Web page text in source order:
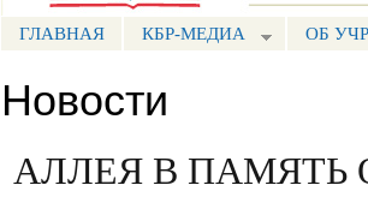
ГЛАВНАЯ КБР-МЕДИА ОБ
Новости
АЛЛЕЯ В ПАМЯТЬ